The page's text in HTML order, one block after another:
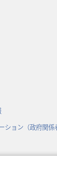
ション（政府関